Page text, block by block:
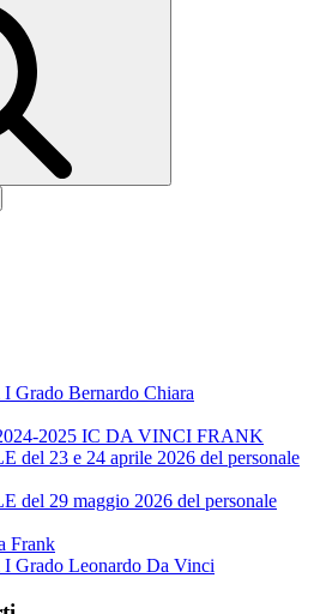
Grado Bernardo Chiara
2025 IC DA VINCI FRANK
del 23 e 24 aprile 2026 del personale
del 29 maggio 2026 del personale
Frank
I Grado Leonardo Da Vinci